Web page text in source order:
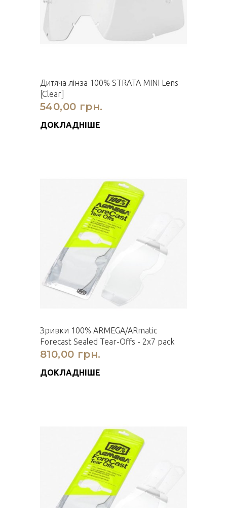
Дитяча лінза 100% STRATA MINI Lens
[Clear]
540,00 грн.
ДОКЛАДНІШЕ
Зривки 100% ARMEGA/ARmatic
Forecast Sealed Tear-Offs - 2x7 pack
810,00 грн.
ДОКЛАДНІШЕ